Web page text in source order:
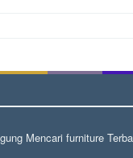
Mencari furniture